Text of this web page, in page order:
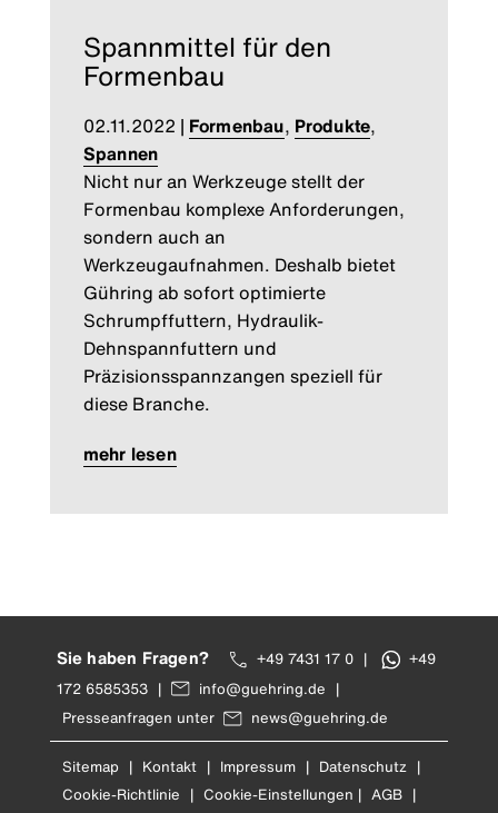
Spannmittel für den
Formenbau
02.11.2022 | Formenbau, Produkte,
Spannen
Nicht nur an Werkzeuge stellt der
Formenbau komplexe Anforderungen,
sondern auch an
Werkzeugaufnahmen. Deshalb bietet
Gühring ab sofort optimierte
Schrumpffuttern, Hydraulik-
Dehnspannfuttern und
Präzisionsspannzangen speziell für
diese Branche.
mehr lesen
Sie haben Fragen? +49 7431 17 0 |
+49
172 6585353 | info@guehring.de |
Presseanfragen unter
news@guehring.de
Sitemap | Kontakt | Impressum | Datenschutz |
Cookie-Richtlinie | Cookie-Einstellungen | AGB |